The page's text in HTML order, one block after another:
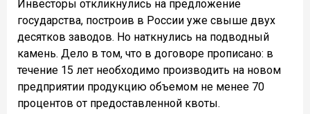
Инвесторы откликнулись на предложение
государства, построив в России уже свыше двух
десятков заводов. Но наткнулись на подводный
камень. Дело в том, что в договоре прописано: в
течение 15 лет необходимо производить на новом
предприятии продукцию объемом не менее 70
процентов от предоставленной квоты.